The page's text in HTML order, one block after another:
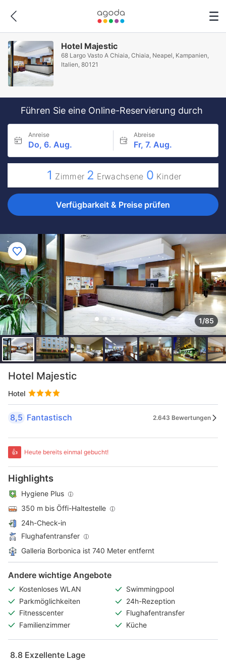
Hotel Majestic
68 Largo Vasto A Chiaia, Chiaia, Neapel, Kampanien,
Italien, 80121
Führen Sie eine Online-Reservierung durch
Anreise
Do, 6. Aug.
Abreise
Fr, 7. Aug.
1 Zimmer 2 Erwachsene 0 Kinder
Verfügbarkeit & Preise prüfen
1/85
Hotel Majestic
Hotel
8,5 Fantastisch 2.643 Bewertungen
👍 Heute bereits einmal gebucht!
Highlights
Hygiene Plus
350 m bis Öffi-Haltestelle
24h-Check-in
Flughafentransfer
Galleria Borbonica ist 740 Meter entfernt
Andere wichtige Angebote
Kostenloses WLAN
Swimmingpool
Parkmöglichkeiten
24h-Rezeption
Fitnesscenter
Flughafentransfer
Familienzimmer
Küche
8.8 Exzellente Lage